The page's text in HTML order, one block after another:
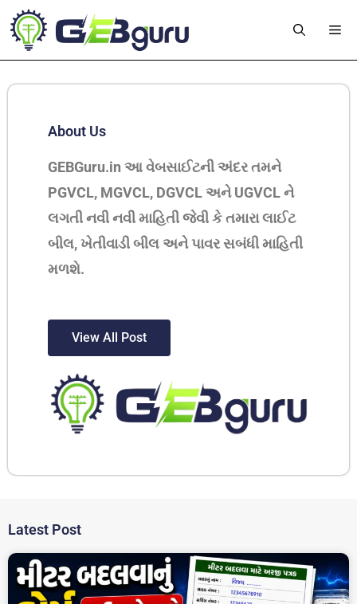
About Us
GEBGuru.in આ વેબસાઈટની અંદર તમને
PGVCL, MGVCL, DGVCL અને UGVCL ને
લગતી નવી નવી માહિતી જેવી કે તમારા લાઈટ
બીલ, ખેતીવાડી બીલ અને પાવર સબંધી માહિતી
મળશે.
View All Post
Latest Post